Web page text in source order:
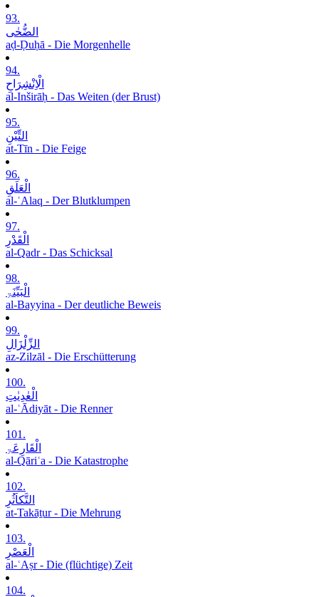
93.
الضُّحٰی
aḍ-Ḍuḥā - Die Morgenhelle
94.
الْاِنْشِرَاحِ
al-Inširāḥ - Das Weiten (der Brust)
95.
التِّیْنِ
at-Tīn - Die Feige
96.
الْعَلَقِ
al-ʿAlaq - Der Blutklumpen
97.
الْقَدْرِ
al-Qadr - Das Schicksal
98.
الْبَیِّنَۃِ
al-Bayyina - Der deutliche Beweis
99.
الزِّلْزَالِ
az-Zilzāl - Die Erschütterung
100.
الْعٰدِیٰتِ
al-ʿĀdiyāt - Die Renner
101.
الْقَارِعَۃِ
al-Qāriʿa - Die Katastrophe
102.
التَّکاَثُرِ
at-Takāṯur - Die Mehrung
103.
الْعَصْرِ
al-ʿAṣr - Die (flüchtige) Zeit
104.